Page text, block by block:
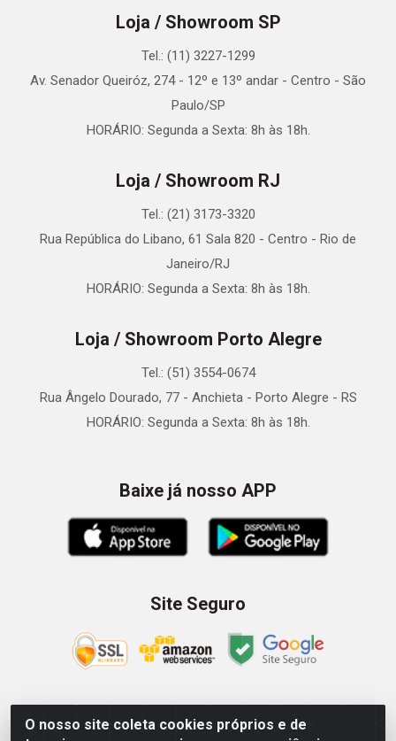
O nosso site coleta cookies próprios e de
Loja / Showroom SP
Tel.: (11) 3227-1299
Av. Senador Queiróz, 274 - 12º e 13º andar - Centro - São
Paulo/SP
HORÁRIO: Segunda a Sexta: 8h às 18h.
Loja / Showroom RJ
Tel.: (21) 3173-3320
Rua República do Libano, 61 Sala 820 - Centro - Rio de
Janeiro/RJ
HORÁRIO: Segunda a Sexta: 8h às 18h.
Loja / Showroom Porto Alegre
Tel.: (51) 3554-0674
Rua Ângelo Dourado, 77 - Anchieta - Porto Alegre - RS
HORÁRIO: Segunda a Sexta: 8h às 18h.
Baixe já nosso APP
Site Seguro
Zein Importação e Comércio LTDA - Av. Senador Queiróz, 274